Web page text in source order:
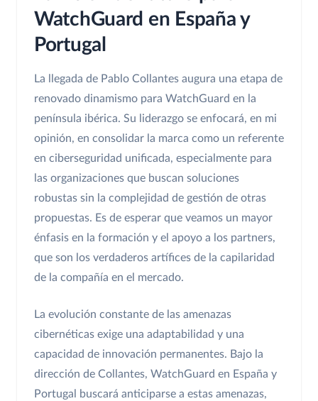
WatchGuard en España y
Portugal
La llegada de Pablo Collantes augura una etapa de
renovado dinamismo para WatchGuard en la
península ibérica. Su liderazgo se enfocará, en mi
opinión, en consolidar la marca como un referente
en ciberseguridad unificada, especialmente para
las organizaciones que buscan soluciones
robustas sin la complejidad de gestión de otras
propuestas. Es de esperar que veamos un mayor
énfasis en la formación y el apoyo a los partners,
que son los verdaderos artífices de la capilaridad
de la compañía en el mercado.
La evolución constante de las amenazas
cibernéticas exige una adaptabilidad y una
capacidad de innovación permanentes. Bajo la
dirección de Collantes, WatchGuard en España y
Portugal buscará anticiparse a estas amenazas,